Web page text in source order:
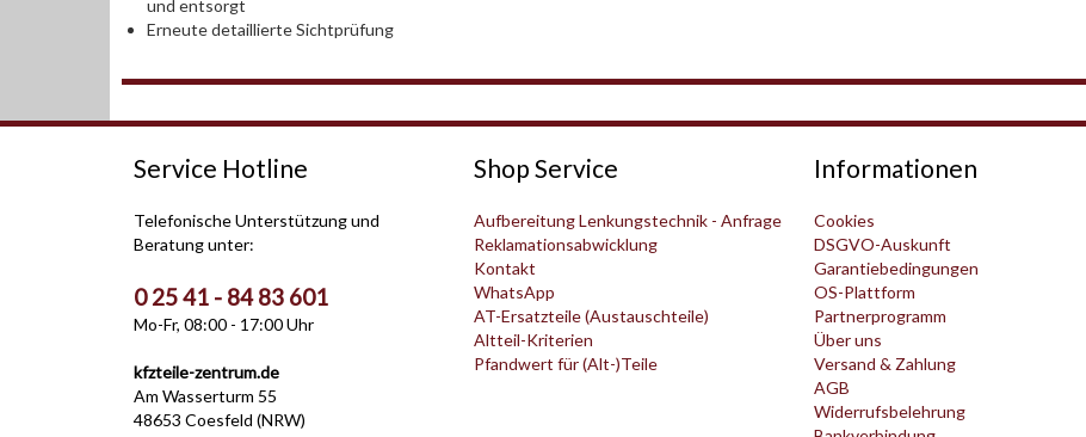
und entsorgt
Erneute detaillierte Sichtprüfung
Service Hotline
Telefonische Unterstützung und
Beratung unter:
0 25 41 - 84 83 601
Mo-Fr, 08:00 - 17:00 Uhr
kfzteile-zentrum.de
Am Wasserturm 55
48653 Coesfeld (NRW)
Shop Service
Aufbereitung Lenkungstechnik - Anfrage
Reklamationsabwicklung
Kontakt
WhatsApp
AT-Ersatzteile (Austauschteile)
Altteil-Kriterien
Pfandwert für (Alt-)Teile
Informationen
Cookies
DSGVO-Auskunft
Garantiebedingungen
OS-Plattform
Partnerprogramm
Über uns
Versand & Zahlung
AGB
Widerrufsbelehrung